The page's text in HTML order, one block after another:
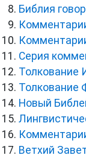
Библия
Серия
Толкование
Толкование
Новый
Ветхий